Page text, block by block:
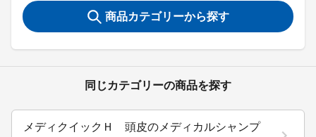
商品カテゴリーから探す
同じカテゴリーの商品を探す
メディクイックＨ 頭皮のメディカルシャンプ